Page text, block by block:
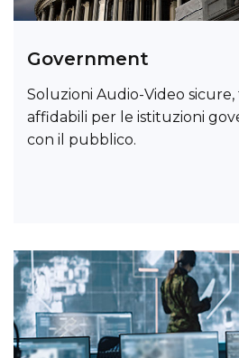
Government
Soluzioni Audio-Video
affidabili per le istituzioni
con il pubblico.